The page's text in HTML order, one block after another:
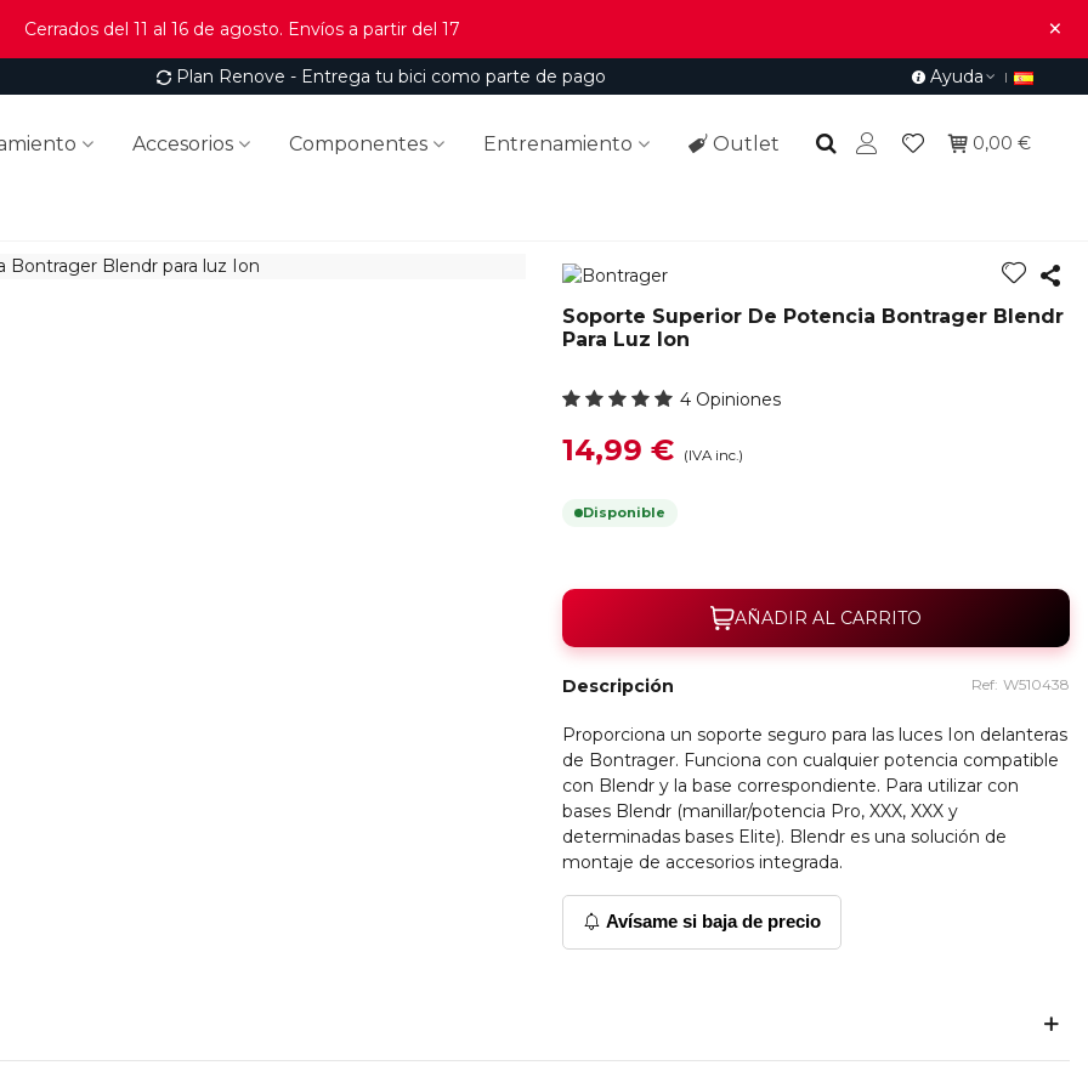
Cerrados del 11 al 16 de agosto. Envíos a partir del 17 ×
Plan Renove - Entrega tu bici como parte de pago Ayuda
Accesorios Componentes Entrenamiento Outlet 0,00 €
Soporte Superior De Potencia Bontrager Blendr
Para Luz Ion
4 Opiniones
14,99 € (IVA inc.)
Disponible
AÑADIR AL CARRITO
Descripción Ref: W510438
Proporciona un soporte seguro para las luces Ion delanteras
de Bontrager. Funciona con cualquier potencia compatible
con Blendr y la base correspondiente. Para utilizar con
bases Blendr (manillar/potencia Pro, XXX, XXX y
determinadas bases Elite). Blendr es una solución de
montaje de accesorios integrada.
Avísame si baja de precio